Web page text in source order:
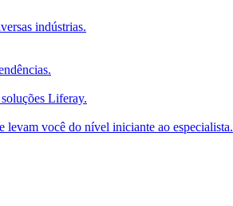
indústrias.
Liferay.
levam você do nível iniciante ao especialista.